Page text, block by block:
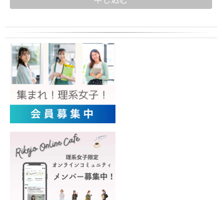
当社は、この方針を一般に公表するとともに、当社の業務
の従業者、その他関係者に周知徹底させて実行し、維持・
改善します。
■ 適正な取得
個人情報はその利用目的をできる限り特定し、原則として
本人の同意を得た上で、適法かつ公正な方法で取得しま
■ 目的外利用の禁止
個人情報は、予め特定された利用目的の達成に必要な範囲
を超えて利用しないこととし、そのために必要な措置を講
じます。
■ 第三者提供